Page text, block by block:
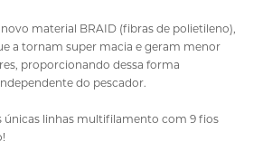
material BRAID (fibras de polietileno),
a tornam super macia e geram menor
proporcionando dessa forma
do pescador.
únicas linhas multifilamento com 9 fios